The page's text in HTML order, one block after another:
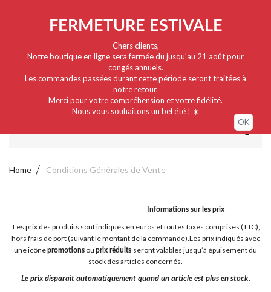
FERMETURE ESTIVALE
Chers clients,
Notre boutique en ligne sera fermée du jusqu'au 21 août pour
congés annuels.
Les commandes passées durant cette période seront traitées à
notre retour.
Merci pour votre compréhension et votre fidélité.
Nous vous souhaitons un bel été ! ☀️
OK
Home Conditions Générales de Vente
Informations sur les prix
Les prix des produits sont indiqués en euros et toutes taxes comprises (TTC),
hors frais de port (suivant le montant de la commande).Les prix indiqués avec
une icônepromotions ou prix réduits seront valables jusqu’à épuisement du
stock des articles concernés.
Le prix disparait automatiquement quand un article est plus en stock.